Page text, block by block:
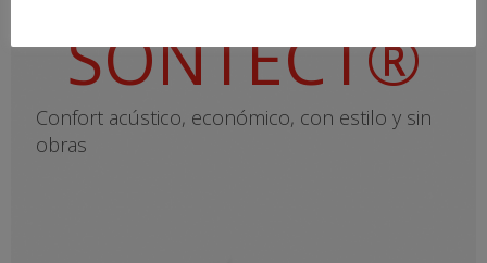
SONTECT®
Confort acústico, económico, con estilo y sin
obras